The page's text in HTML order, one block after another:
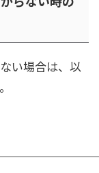
い場合は、以